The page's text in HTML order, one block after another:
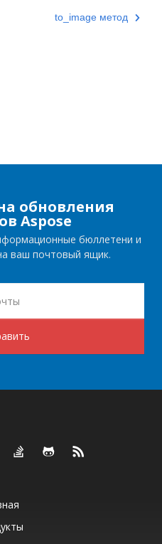
to_image метод
обновления
Aspose
бюллетени и
ваш почтовый ящик.